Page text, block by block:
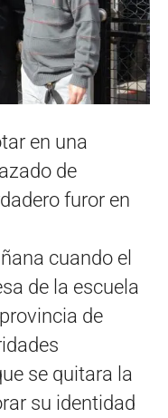
en una
de
furor en
cuando el
de la escuela
de
se quitara la
su identidad